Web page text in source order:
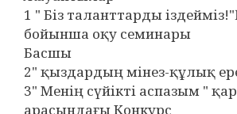
1 " Біз таланттарды
бойынша оқу семинары
Басшы
2" қыздардың мінез-құлық
3" Менің сүйікті аспазым "
арасындағы Конкурс